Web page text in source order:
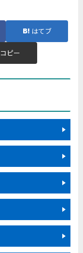
はてブ
コピー